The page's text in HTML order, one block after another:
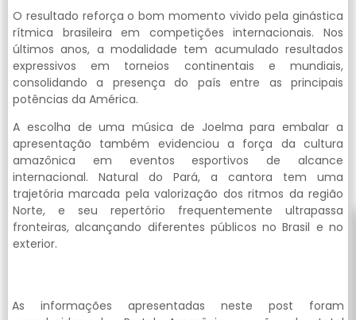
O resultado reforça o bom momento vivido pela ginástica
rítmica brasileira em competições internacionais. Nos
últimos anos, a modalidade tem acumulado resultados
expressivos em torneios continentais e mundiais,
consolidando a presença do país entre as principais
potências da América.
A escolha de uma música de Joelma para embalar a
apresentação também evidenciou a força da cultura
amazônica em eventos esportivos de alcance
internacional. Natural do Pará, a cantora tem uma
trajetória marcada pela valorização dos ritmos da região
Norte, e seu repertório frequentemente ultrapassa
fronteiras, alcançando diferentes públicos no Brasil e no
exterior.
As informações apresentadas neste post foram